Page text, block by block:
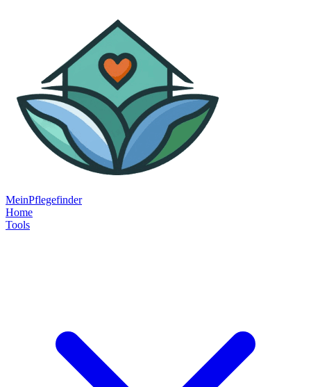
MeinPflegefinder
Home
Tools